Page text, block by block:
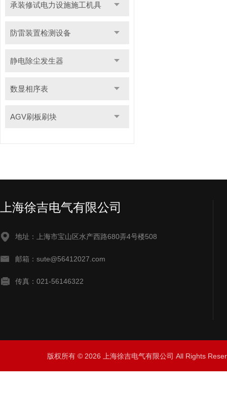
承装修试电力设施施工机具
防雷装置检测设备
静电除尘发生器
数显相序表
AGV刷板刷块
上海徐吉电气有限公司
地址：上海市宝山区水产西路680弄4号楼508
邮箱：sute@56412027.com
传真：021-56146322
版权所有 © 2026 上海徐吉电气有限公司 All Rights